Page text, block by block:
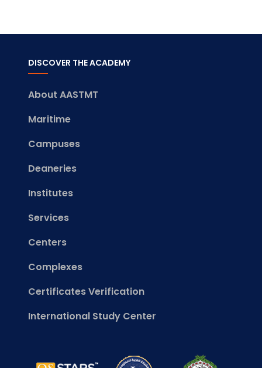
DISCOVER THE ACADEMY
About AASTMT
Maritime
Campuses
Deaneries
Institutes
Services
Centers
Complexes
Certificates Verification
International Study Center